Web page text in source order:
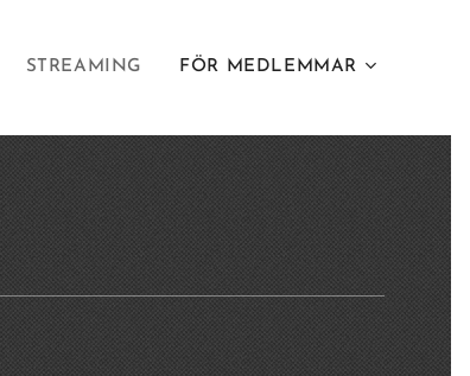
STREAMING FÖR MEDLEMMAR